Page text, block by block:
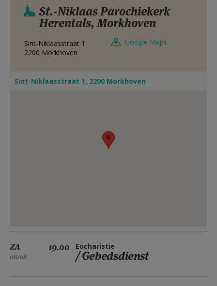
HULP
MIJN PAROCHIE
AANMELDEN OF REGISTREREN
St.-Niklaas Parochiekerk
Herentals, Morkhoven
Sint-Niklaasstraat 1
2200 Morkhoven
Google Maps
Sint-Niklaasstraat 1, 2200 Morkhoven
ZA
08/08
19.00 Eucharistie
/ Gebedsdienst